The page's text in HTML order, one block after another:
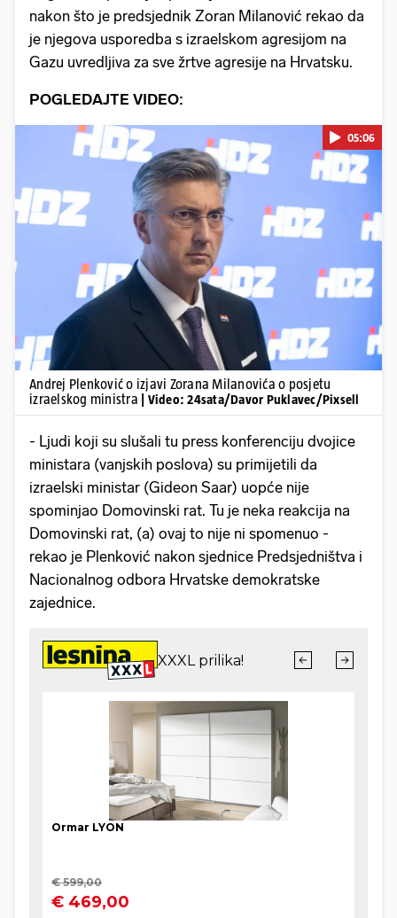
nakon što je predsjednik Zoran Milanović rekao da
je njegova usporedba s izraelskom agresijom na
Gazu uvredljiva za sve žrtve agresije na Hrvatsku.
POGLEDAJTE VIDEO:
Pokretanje videa...
05:06
Andrej Plenković o izjavi Zorana Milanovića o posjetu
izraelskog ministra
| Video: 24sata/Davor Puklavec/Pixsell
- Ljudi koji su slušali tu press konferenciju dvojice
ministara (vanjskih poslova) su primijetili da
izraelski ministar (Gideon Saar) uopće nije
spominjao Domovinski rat. Tu je neka reakcija na
Domovinski rat, (a) ovaj to nije ni spomenuo -
rekao je Plenković nakon sjednice Predsjedništva i
Nacionalnog odbora Hrvatske demokratske
zajednice.